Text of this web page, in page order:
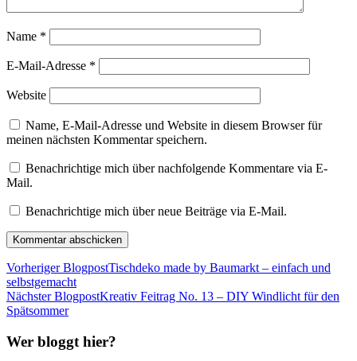
Name *
E-Mail-Adresse *
Website
Name, E-Mail-Adresse und Website in diesem Browser für
meinen nächsten Kommentar speichern.
Benachrichtige mich über nachfolgende Kommentare via E-
Mail.
Benachrichtige mich über neue Beiträge via E-Mail.
Vorheriger BlogpostTischdeko made by Baumarkt – einfach und
selbstgemacht
Nächster BlogpostKreativ Feitrag No. 13 – DIY Windlicht für den
Spätsommer
Wer bloggt hier?